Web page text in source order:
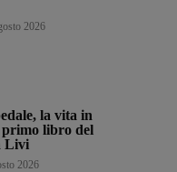
2026
la vita in
libro del
Livi
2026